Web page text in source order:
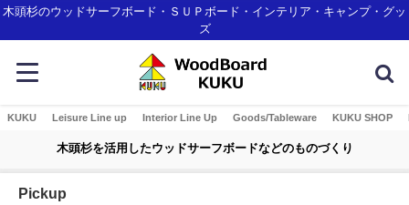
木頭杉のウッドサーフボード・ＳＵＰボード・インテリア・キャンプ・グッ
ズ
KUKU Leisure Line up Interior Line Up Goods/Tableware KUKU SHOP
木頭杉を活用したウッドサーフボードなどのものづくり
Pickup